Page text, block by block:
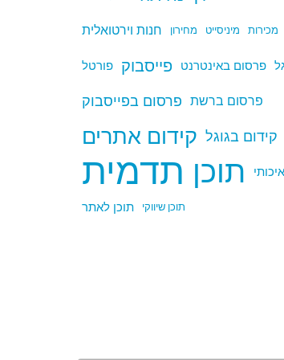
חנות וירטואלית מחירון מיניסייט מכירות
פורטל פייסבוק פרסום באינטרנט
פרסום בפייסבוק פרסום ברשת
קידום אתרים קידום בגוגל
תדמית תוכן
תוכן לאתר תוכן שיווקי